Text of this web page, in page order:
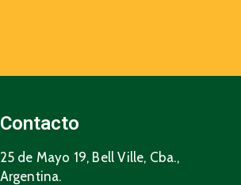
Contacto
25 de Mayo 19, Bell Ville, Cba.,
Argentina.